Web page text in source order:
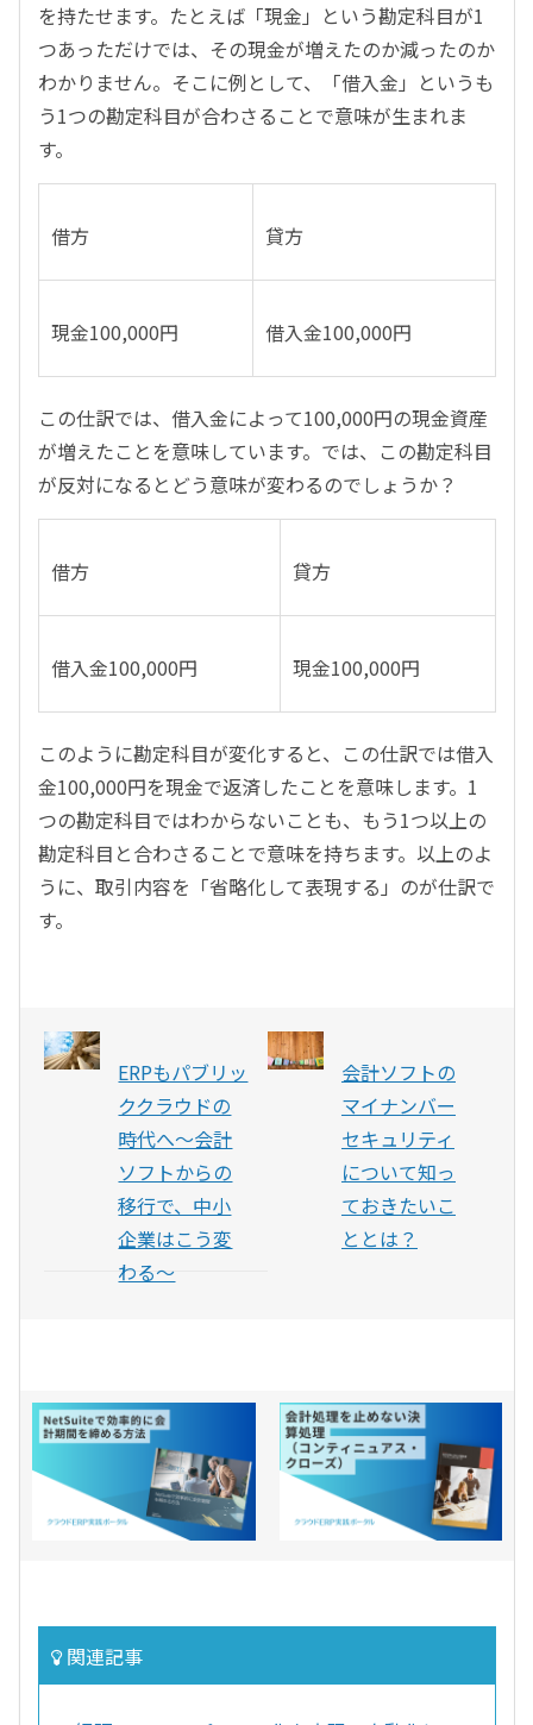
を持たせます。たとえば「現金」という勘定科目が1
つあっただけでは、その現金が増えたのか減ったのか
わかりません。そこに例として、「借入金」というも
う1つの勘定科目が合わさることで意味が生まれま
す。
借方 貸方
現金100,000円 借入金100,000円
この仕訳では、借入金によって100,000円の現金資産
が増えたことを意味しています。では、この勘定科目
が反対になるとどう意味が変わるのでしょうか？
借方 貸方
借入金100,000円 現金100,000円
このように勘定科目が変化すると、この仕訳では借入
金100,000円を現金で返済したことを意味します。1
つの勘定科目ではわからないことも、もう1つ以上の
勘定科目と合わさることで意味を持ちます。以上のよ
うに、取引内容を「省略化して表現する」のが仕訳で
す。
ERPもパブリッ
ククラウドの
時代へ〜会計
ソフトからの
移行で、中小
企業はこう変
わる〜
会計ソフトの
マイナンバー
セキュリティ
について知っ
ておきたいこ
ととは？
関連記事